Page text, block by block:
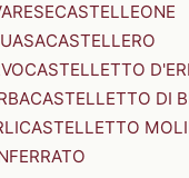
CASTELLEONE
CASTELLERO
CASTELLETTO
CASTELLETTO DI
CASTELLETTO